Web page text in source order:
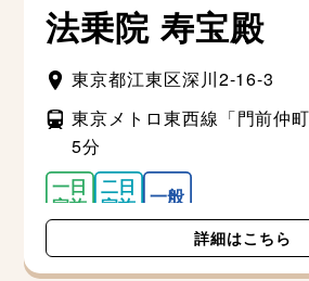
法乗院 寿宝殿
東京都江東区深川2-16-3
東京メトロ東西線「門前仲
5分
詳細はこちら